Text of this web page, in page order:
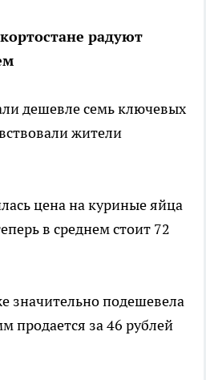
радуют
дешевле семь ключевых
жители
цена на куриные яйца
в среднем стоит 72
значительно подешевела
продается за 46 рублей